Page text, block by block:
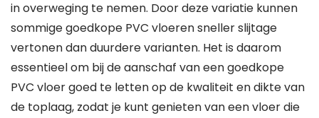
in overweging te nemen. Door deze variatie kunnen
sommige goedkope PVC vloeren sneller slijtage
vertonen dan duurdere varianten. Het is daarom
essentieel om bij de aanschaf van een goedkope
PVC vloer goed te letten op de kwaliteit en dikte van
de toplaag, zodat je kunt genieten van een vloer die